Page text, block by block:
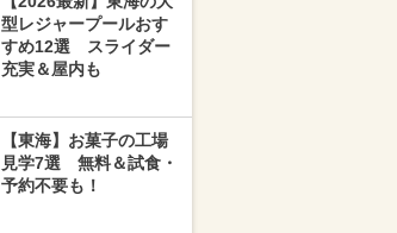
型レジャープールおす
すめ12選 スライダー
充実＆屋内も
【東海】お菓子の工場
見学7選 無料＆試食・
予約不要も！